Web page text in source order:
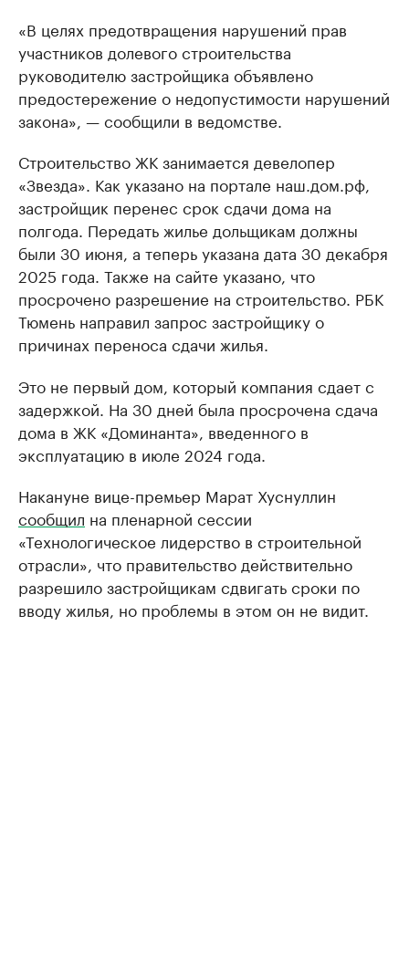
«В целях предотвращения нарушений прав
участников долевого строительства
руководителю застройщика объявлено
предостережение о недопустимости нарушений
закона», — сообщили в ведомстве.
Строительство ЖК занимается девелопер
«Звезда». Как указано на портале наш.дом.рф,
застройщик перенес срок сдачи дома на
полгода. Передать жилье дольщикам должны
были 30 июня, а теперь указана дата 30 декабря
2025 года. Также на сайте указано, что
просрочено разрешение на строительство. РБК
Тюмень направил запрос застройщику о
причинах переноса сдачи жилья.
Это не первый дом, который компания сдает с
задержкой. На 30 дней была просрочена сдача
дома в ЖК «Доминанта», введенного в
эксплуатацию в июле 2024 года.
Накануне вице-премьер Марат Хуснуллин
сообщил на пленарной сессии
«Технологическое лидерство в строительной
отрасли», что правительство действительно
разрешило застройщикам сдвигать сроки по
вводу жилья, но проблемы в этом он не видит.